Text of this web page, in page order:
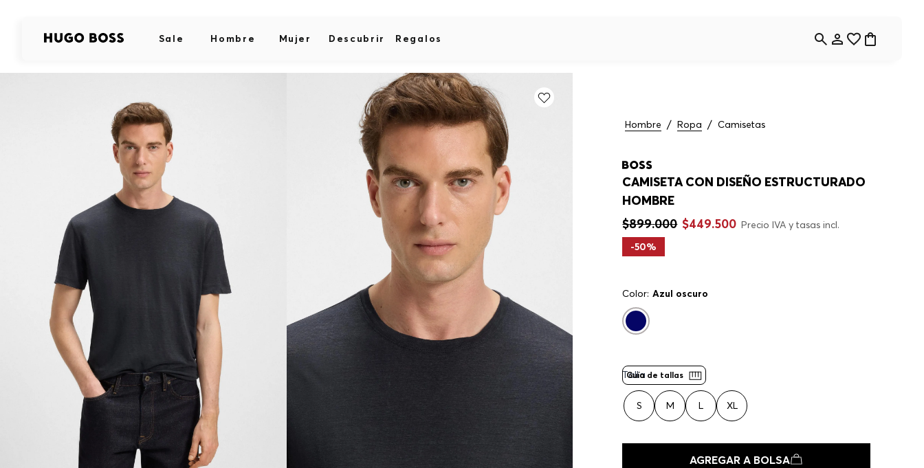
Sale Hombre Mujer Descubrir Regalos
Hombre Ropa Camisetas
CAMISETA CON DISEÑO ESTRUCTURADO
HOMBRE
$899.000 $449.500 Precio IVA y tasas incl.
-50%
Color: Azul oscuro
Guía de tallas
Talla
S M L XL
AGREGAR A BOLSA